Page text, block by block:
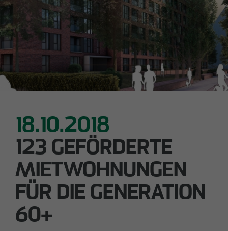
18.10.2018
123 GEFÖRDERTE
MIETWOHNUNGEN
FÜR DIE GENERATION
60+
Downloads
Impressum
Datenschutz
28.05.2026
Urbanes Wohnen in Lindenau: Spatenstich für
neue Eigentumswohnungen im Leipziger
Westen